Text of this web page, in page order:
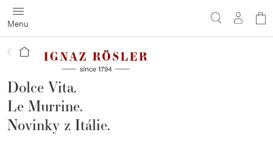
Přejít
na
obsah
Domů
Dolce Vita.
Le Murrine.
Novinky z Itálie.